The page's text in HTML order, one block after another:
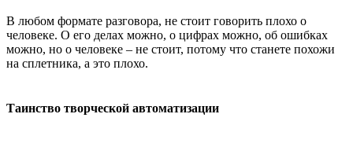
В любом формате разговора, не стоит говорить плохо о
человеке. О его делах можно, о цифрах можно, об ошибках
можно, но о человеке – не стоит, потому что станете похожи
на сплетника, а это плохо.
Таинство творческой автоматизации